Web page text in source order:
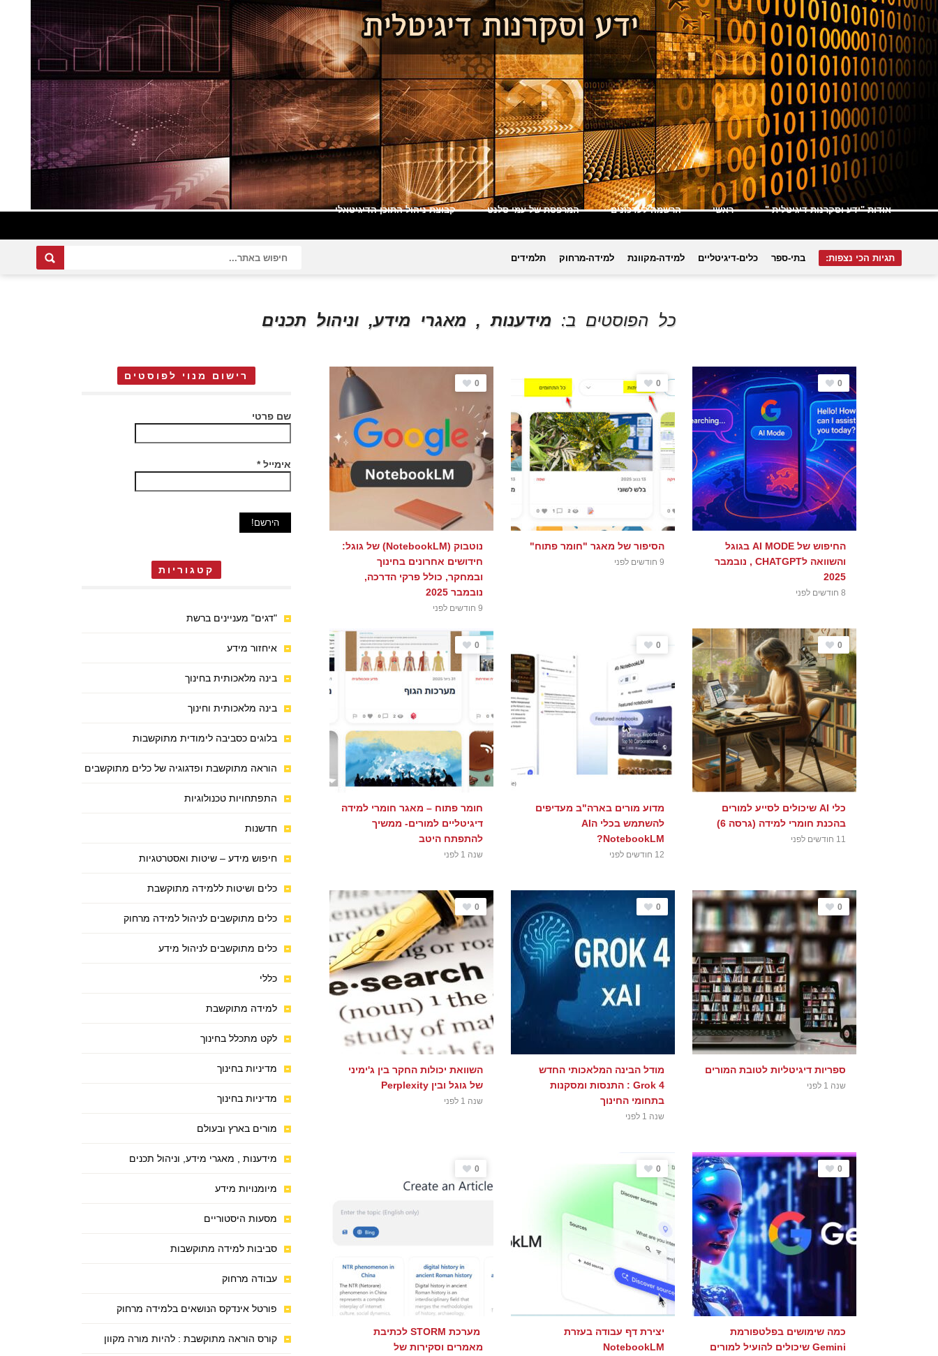
אודות "ידע וסקרנות דיגיטלית " ראשי הרשמה לעדכונים המרפסת של עמי סלנט קבוצת ניהול התוכן הדיגיטאלי
תגיות הכי נצפות: בתי-ספר כלים-דיגיטליים למידה-מקוונת למידה-מרחוק תלמידים
כל הפוסטים ב: מידענות , מאגרי מידע, וניהול תכנים
0
החיפוש של AI MODE בגוגל
והשוואה לCHATGPT , נובמבר
2025
8 חודשים לפני
0
הסיפור של מאגר "חומר פתוח"
9 חודשים לפני
0
נוטבוק (NotebookLM) של גוגל:
חידושים אחרונים בחינוך
ובמחקר, כולל פרקי הדרכה,
נובמבר 2025
9 חודשים לפני
0
כלי AI שיכולים לסייע למורים
בהכנת חומרי למידה (גרסה 6)
11 חודשים לפני
0
מדוע מורים בארה"ב מעדיפים
להשתמש בכלי הAI
NotebookLM?
12 חודשים לפני
0
חומר פתוח – מאגר חומרי למידה
דיגיטליים למורים- ממשיך
להתפתח היטב
שנה 1 לפני
0
ספריות דיגיטליות לטובת המורים
שנה 1 לפני
0
מודל הבינה המלאכותי החדש
Grok 4 : התנסות ומסקנות
בתחומי החינוך
שנה 1 לפני
0
השוואת יכולות החקר בין ג'ימיני
של גוגל ובין Perplexity
שנה 1 לפני
0
כמה שימושים בפלטפורמת
Gemini שיכולים להועיל למורים
0
יצירת דף עבודה בעזרת
NotebookLM
0
מערכת STORM לכתיבת
מאמרים וסקירות של
רישום מנוי לפוסטים
שם פרטי
אימייל*
קטגוריות
"דגים" מעניינים ברשת
איחזור מידע
בינה מלאכותית בחינוך
בינה מלאכותית וחינוך
בלוגים כסביבה לימודית מתוקשבות
הוראה מתוקשבת ופדגוגיה של כלים מתוקשבים
התפתחויות טכנולוגיות
חדשנות
חיפוש מידע – שיטות ואסטרטגיות
כלים ושיטות ללמידה מתוקשבת
כלים מתוקשבים לניהול למידה מרחוק
כלים מתוקשבים לניהול מידע
כללי
למידה מתוקשבת
לקט מתכלל בחינוך
מדיניות בחינוך
מדיניות בחינוך
מורים בארץ ובעולם
מידענות , מאגרי מידע, וניהול תכנים
מיומנויות מידע
מסעות היסטוריים
סביבות למידה מתוקשבות
עבודה מרחוק
פורטל אינדקס הנושאים בלמידה מרחוק
קורס הוראה מתוקשבת : להיות מורה מקוון